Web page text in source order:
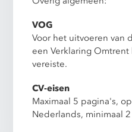
VOG
Voor het uitvoeren van
een Verklaring
vereiste.
CV-eisen
Maximaal 5 pagina's,
Nederlands, minimaal